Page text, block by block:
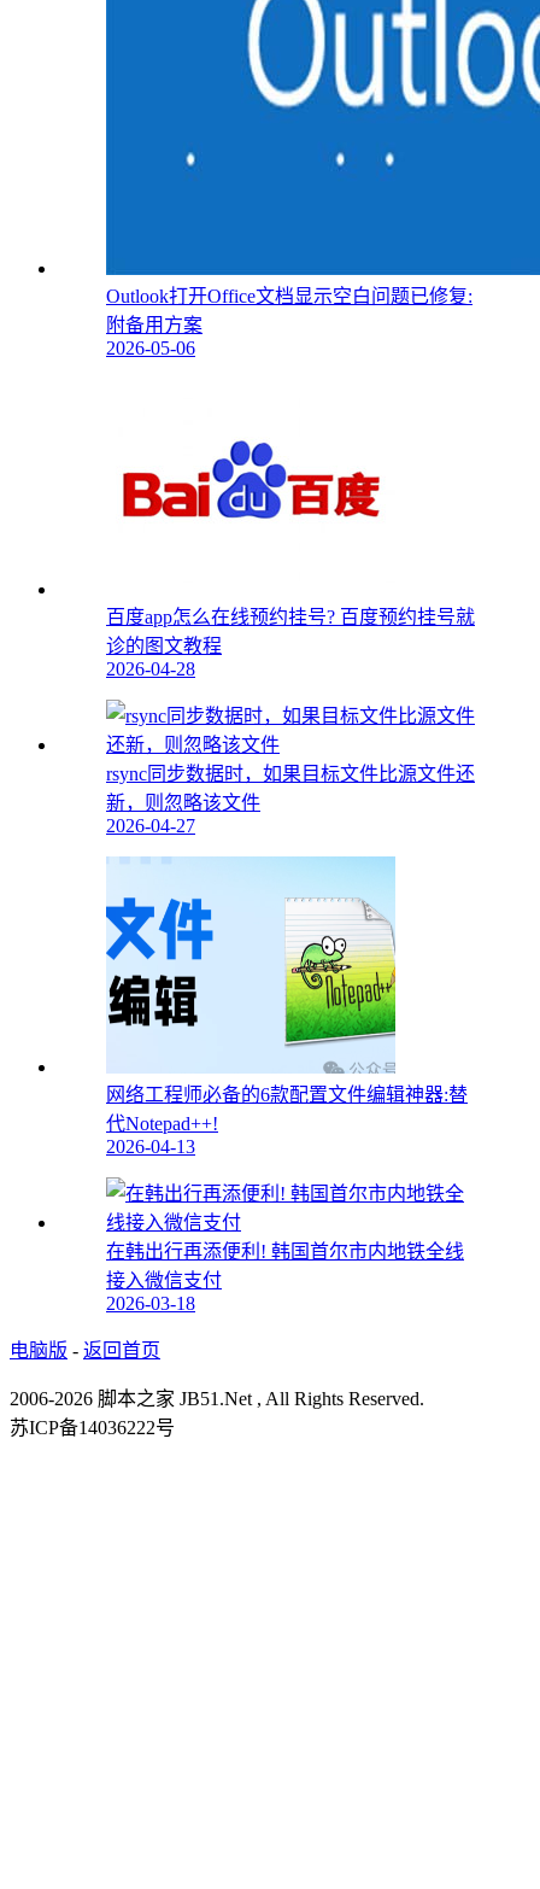
Outlook打开Office文档显示空白问题已修复:
附备用方案
2026-05-06
百度app怎么在线预约挂号? 百度预约挂号就
诊的图文教程
2026-04-28
rsync同步数据时，如果目标文件比源文件还
新，则忽略该文件
2026-04-27
网络工程师必备的6款配置文件编辑神器:替
代Notepad++!
2026-04-13
在韩出行再添便利! 韩国首尔市内地铁全线
接入微信支付
2026-03-18
电脑版 - 返回首页
2006-2026 脚本之家 JB51.Net , All Rights Reserved.
苏ICP备14036222号